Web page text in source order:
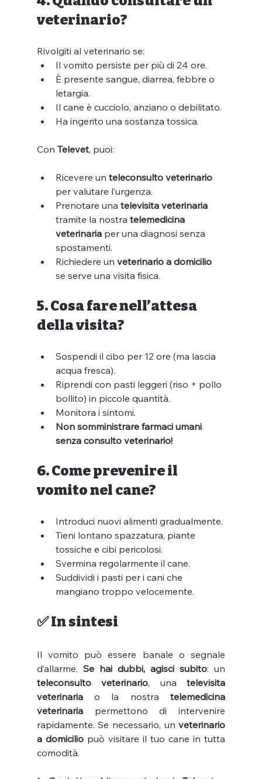
veterinario?
Rivolgiti al veterinario se:
Il vomito persiste per più di 24 ore.
È presente sangue, diarrea, febbre o
letargia.
Il cane è cucciolo, anziano o debilitato.
Ha ingerito una sostanza tossica.
Con Televet, puoi:
Ricevere un teleconsulto veterinario
per valutare l’urgenza.
Prenotare una televisita veterinaria
tramite la nostra telemedicina
veterinaria per una diagnosi senza
spostamenti.
Richiedere un veterinario a domicilio
se serve una visita fisica.
5. Cosa fare nell’attesa
della visita?
Sospendi il cibo per 12 ore (ma lascia
acqua fresca).
Riprendi con pasti leggeri (riso + pollo
bollito) in piccole quantità.
Monitora i sintomi.
Non somministrare farmaci umani
senza consulto veterinario!
6. Come prevenire il
vomito nel cane?
Introduci nuovi alimenti gradualmente.
Tieni lontano spazzatura, piante
tossiche e cibi pericolosi.
Svermina regolarmente il cane.
Suddividi i pasti per i cani che
mangiano troppo velocemente.
✅ In sintesi
Il vomito può essere banale o segnale
d’allarme. Se hai dubbi, agisci subito
teleconsulto veterinario, una televisita
veterinaria o la nostra telemedicina
veterinaria permettono di intervenire
rapidamente. Se necessario, un veterinario
a domicilio può visitare il tuo cane in tutta
comodità.